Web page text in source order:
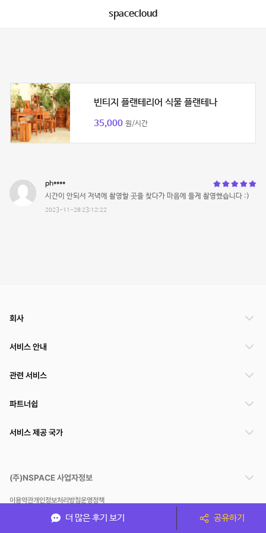
spacecloud
빈티지 플랜테리어 식물 플랜테나
35,000 원/시간
ph****
시간이 안되서 저녁에 촬영할 곳을 찾다가 마음에 들게 촬영했습니다 :)
2023-11-28 23:12:22
더 많은 후기 보기 공유하기
회사
서비스 안내
관련 서비스
파트너쉽
서비스 제공 국가
(주)NSPACE 사업자정보
이용약관개인정보처리방침운영정책
스페이스클라우드는 통신판매중개자이며 통신판매의 당사자가 아닙니다. 따라서 스페이스클
라우드는 공간 거래정보 및 거래에 대해 책임지지 않습니다.